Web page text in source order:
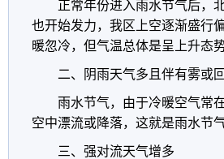
正常年份进入雨水节气后，
也开始发力，我区上空逐渐盛行
暖忽冷，但气温总体是呈上升态势
二、阴雨天气多且伴有雾或
雨水节气，由于冷暖空气常
空中漂流或降落，这就是雨水节
三、强对流天气增多